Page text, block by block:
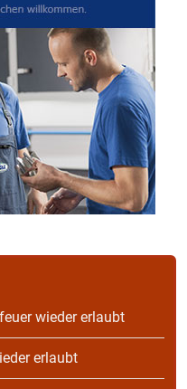
wieder erlaubt
erlaubt